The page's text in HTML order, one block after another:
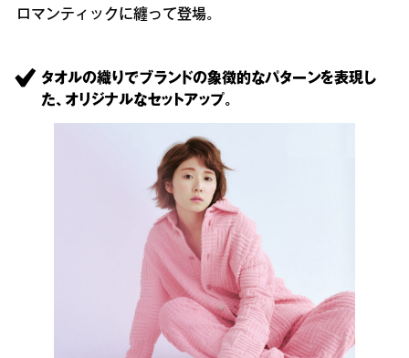
ロマンティックに纏って登場。
タオルの織りでブランドの象徴的なパターンを表現し
た、オリジナルなセットアップ。